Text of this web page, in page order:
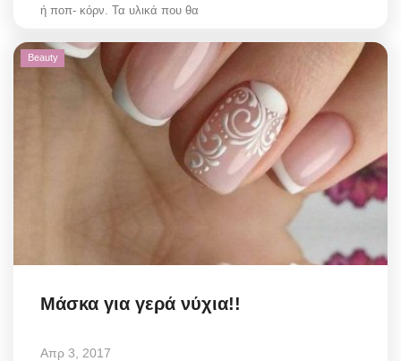
ή ποπ- κόρν. Τα υλικά που θα
Beauty
Μάσκα για γερά νύχια!!
Απρ 3, 2017